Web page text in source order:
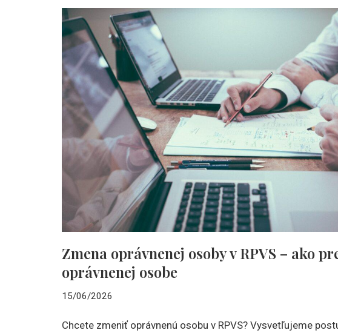
Zmena oprávnenej osoby v RPVS – ako
oprávnenej osobe
15/06/2026
Chcete zmeniť oprávnenú osobu v RPVS? Vysvetľujeme